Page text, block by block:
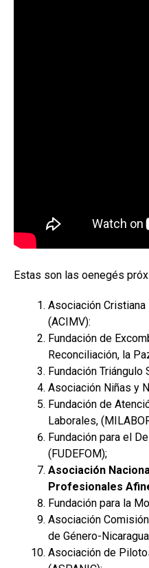
Estas son las oenegés
Asociación
(ACIMV):
Fundación de
Reconciliación, la
Fundación Triángulo
Asociación Niñas y
Fundación de
Laborales,
Fundación para el
(FUDEFOM);
Asociación
Profesionales
Fundación para la
Asociación
de Género-
Asociación de